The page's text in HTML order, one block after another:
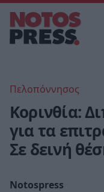
Πελοπόννησος
Κορινθία:
για τα
Σε δεινή
Notospress